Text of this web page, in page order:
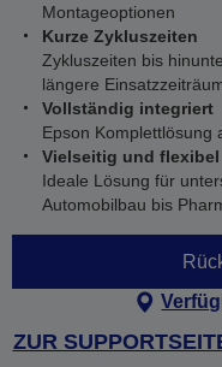
Montageoptionen
Kurze Zykluszeiten
Zykluszeiten bis
längere
Vollständig integriert
Epson Komplettlösung
Vielseitig und flexibel
Ideale Lösung für
Automobilbau bis
ZUR